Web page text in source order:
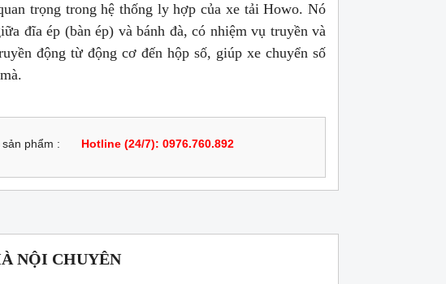
trọng trong hệ thống ly hợp của xe tải Howo. Nó
đĩa ép (bàn ép) và bánh đà, có nhiệm vụ truyền và
động từ động cơ đến hộp số, giúp xe chuyển số
sản phẩm : Hotline (24/7): 0976.760.892
NỘI CHUYÊN